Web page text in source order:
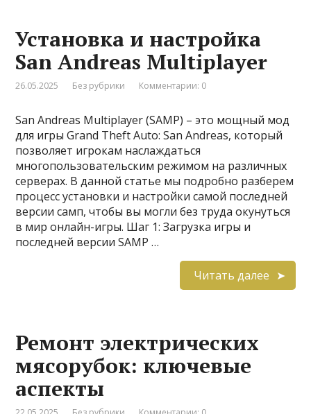
Установка и настройка
San Andreas Multiplayer
26.05.2025 Без рубрики Комментарии: 0
San Andreas Multiplayer (SAMP) – это мощный мод
для игры Grand Theft Auto: San Andreas, который
позволяет игрокам наслаждаться
многопользовательским режимом на различных
серверах. В данной статье мы подробно разберем
процесс установки и настройки самой последней
версии самп, чтобы вы могли без труда окунуться
в мир онлайн-игры. Шаг 1: Загрузка игры и
последней версии SAMP …
Читать далее
Ремонт электрических
мясорубок: ключевые
аспекты